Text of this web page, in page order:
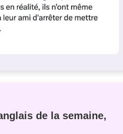
de la semaine,